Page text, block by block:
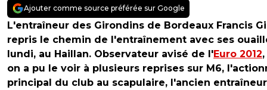
Ajouter comme source préférée sur Google
L'entraîneur des Girondins de Bordeaux Francis
repris le chemin de l'entraînement avec ses
lundi, au Haillan. Observateur avisé de l'Euro 2012
on a pu le voir à plusieurs reprises sur M6,
principal du club au scapulaire, l'ancien